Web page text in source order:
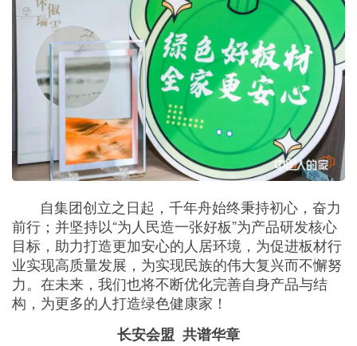
自集团创立之日起，千年舟始终秉持初心，奋力
前行；并坚持以“为人民造一张好板”为产品研发核心
目标，助力打造更加安心的人居环境，为促进板材行
业实现高质量发展，为实现民族的伟大复兴而不懈努
力。在未来，我们也将不断优化完善自身产品与结
构，为更多的人打造绿色健康家！
长安会盟 共谱华章